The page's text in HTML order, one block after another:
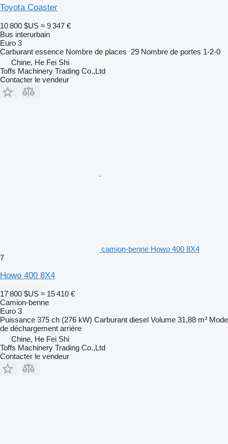
Toyota Coaster
10 800 $US ≈ 9 347 €
Bus interurbain
Euro 3
Carburant essence Nombre de places 29 Nombre de portes 1-2-0
Chine, He Fei Shi
Toffs Machinery Trading Co.,Ltd
Contacter le vendeur
camion-benne Howo 400 8X4
7
Howo 400 8X4
17 800 $US ≈ 15 410 €
Camion-benne
Euro 3
Puissance 375 ch (276 kW) Carburant diesel Volume 31,88 m³ Mode
de déchargement arrière
Chine, He Fei Shi
Toffs Machinery Trading Co.,Ltd
Contacter le vendeur